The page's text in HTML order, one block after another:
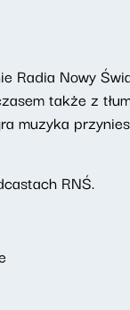
Radia Nowy
także z
muzyka
RNŚ.